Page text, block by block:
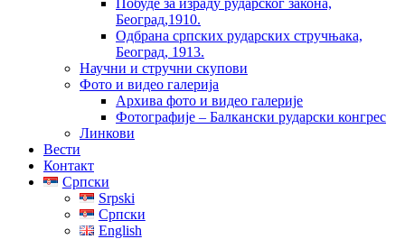
Побуде за израду рударског закона,
Београд,1910.
Одбрана српских рударских стручњака,
Београд, 1913.
Научни и стручни скупови
Фото и видео галерија
Архива фото и видео галерије
Фотографије – Балкански рударски конгрес
Линкови
Вести
Контакт
Српски
Srpski
Српски
English